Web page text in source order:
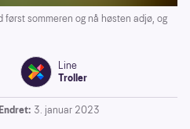
først sommeren og nå høsten adjø, og
Line
Troller
Endret: 3. januar 2023